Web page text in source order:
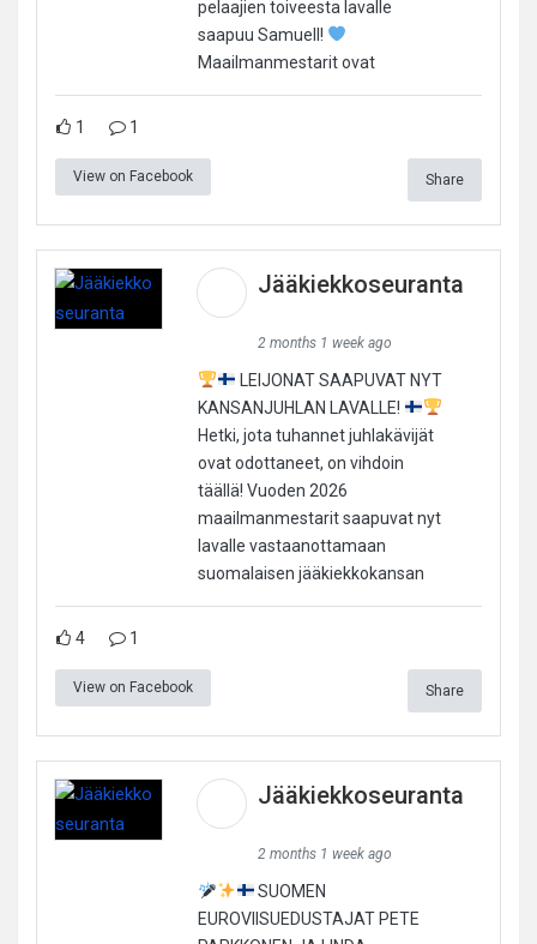
pelaajien toiveesta lavalle
saapuu Samuell!
Maailmanmestarit ovat
1 1
View on Facebook Share
Jääkiekkoseuranta
2 months 1 week ago
LEIJONAT SAAPUVAT NYT
KANSANJUHLAN LAVALLE!
Hetki, jota tuhannet juhlakävijät
ovat odottaneet, on vihdoin
täällä! Vuoden 2026
maailmanmestarit saapuvat nyt
lavalle vastaanottamaan
suomalaisen jääkiekkokansan
4 1
View on Facebook Share
Jääkiekkoseuranta
2 months 1 week ago
SUOMEN
EUROVIISUEDUSTAJAT PETE